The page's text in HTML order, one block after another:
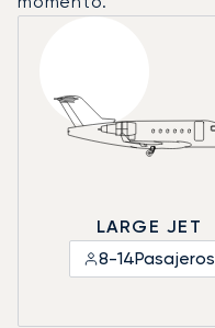
LARGE JET
8-14Pasajeros